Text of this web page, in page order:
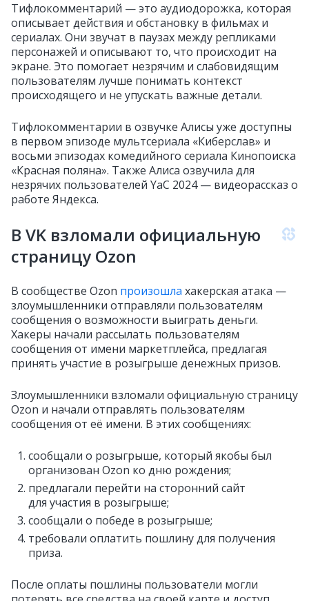
Тифлокомментарий — это аудиодорожка, которая
описывает действия и обстановку в фильмах и
сериалах. Они звучат в паузах между репликами
персонажей и описывают то, что происходит на
экране. Это помогает незрячим и слабовидящим
пользователям лучше понимать контекст
происходящего и не упускать важные детали.
Тифлокомментарии в озвучке Алисы уже доступны
в первом эпизоде мультсериала «Киберслав» и
восьми эпизодах комедийного сериала Кинопоиска
«Красная поляна». Также Алиса озвучила для
незрячих пользователей YaC 2024 — видеорассказ о
работе Яндекса.
В VK взломали официальную
страницу Ozon
В сообществе Ozon произошла хакерская атака —
злоумышленники отправляли пользователям
сообщения о возможности выиграть деньги.
Хакеры начали рассылать пользователям
сообщения от имени маркетплейса, предлагая
принять участие в розыгрыше денежных призов.
Злоумышленники взломали официальную страницу
Ozon и начали отправлять пользователям
сообщения от её имени. В этих сообщениях:
сообщали о розыгрыше, который якобы был
организован Ozon ко дню рождения;
предлагали перейти на сторонний сайт
для участия в розыгрыше;
сообщали о победе в розыгрыше;
требовали оплатить пошлину для получения
приза.
После оплаты пошлины пользователи могли